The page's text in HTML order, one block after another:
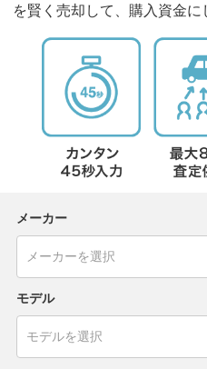
を賢く売却して、購入資金に
メーカー
モデル